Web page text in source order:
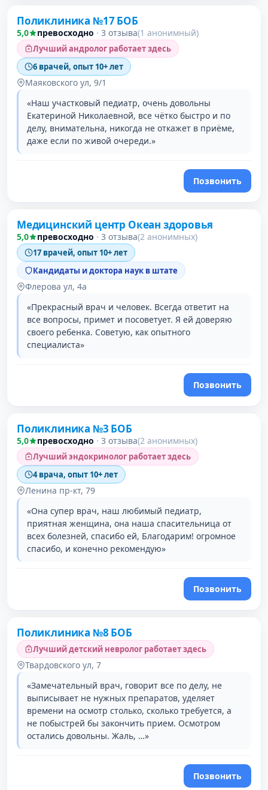
Поликлиника №17 БОБ
5,0 превосходно · 3 отзыва(1 анонимный)
Лучший андролог работает здесь
6 врачей, опыт 10+ лет
Маяковского ул, 9/1
«Наш участковый педиатр, очень довольны
Екатериной Николаевной, все чётко быстро и по
делу, внимательна, никогда не откажет в приёме,
даже если по живой очереди.»
Позвонить
Медицинский центр Океан здоровья
5,0 превосходно · 3 отзыва(2 анонимных)
17 врачей, опыт 10+ лет
Кандидаты и доктора наук в штате
Флерова ул, 4а
«Прекрасный врач и человек. Всегда ответит на
все вопросы, примет и посоветует. Я ей доверяю
своего ребенка. Советую, как опытного
специалиста»
Позвонить
Поликлиника №3 БОБ
5,0 превосходно · 3 отзыва(2 анонимных)
Лучший эндокринолог работает здесь
4 врача, опыт 10+ лет
Ленина пр-кт, 79
«Она супер врач, наш любимый педиатр,
приятная женщина, она наша спасительница от
всех болезней, спасибо ей, Благодарим! огромное
спасибо, и конечно рекомендую»
Позвонить
Поликлиника №8 БОБ
Лучший детский невролог работает здесь
Твардовского ул, 7
«Замечательный врач, говорит все по делу, не
выписывает не нужных препаратов, уделяет
времени на осмотр столько, сколько требуется, а
не побыстрей бы закончить прием. Осмотром
остались довольны. Жаль, …»
Позвонить